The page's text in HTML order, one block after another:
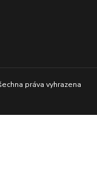
práva vyhrazena